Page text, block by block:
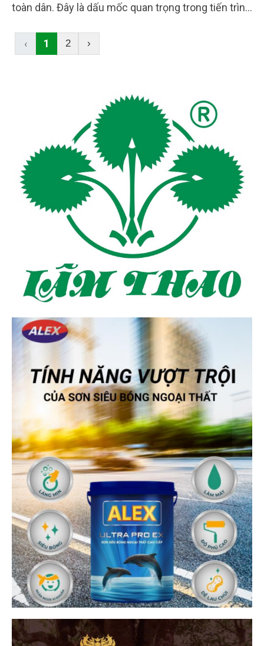
toàn dân. Đây là dấu mốc quan trọng trong tiến trình
Nhà nước pháp quyền xã hội chủ nghĩa thực sự của
Nhân dân, do Nhân dân, vì Nhân dân.
‹ 1 2 ›